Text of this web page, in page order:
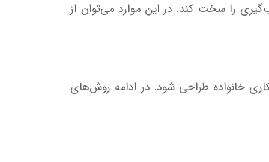
را سخت کند. در این موارد می‌توان از
خانواده طراحی شود. در ادامه روش‌های